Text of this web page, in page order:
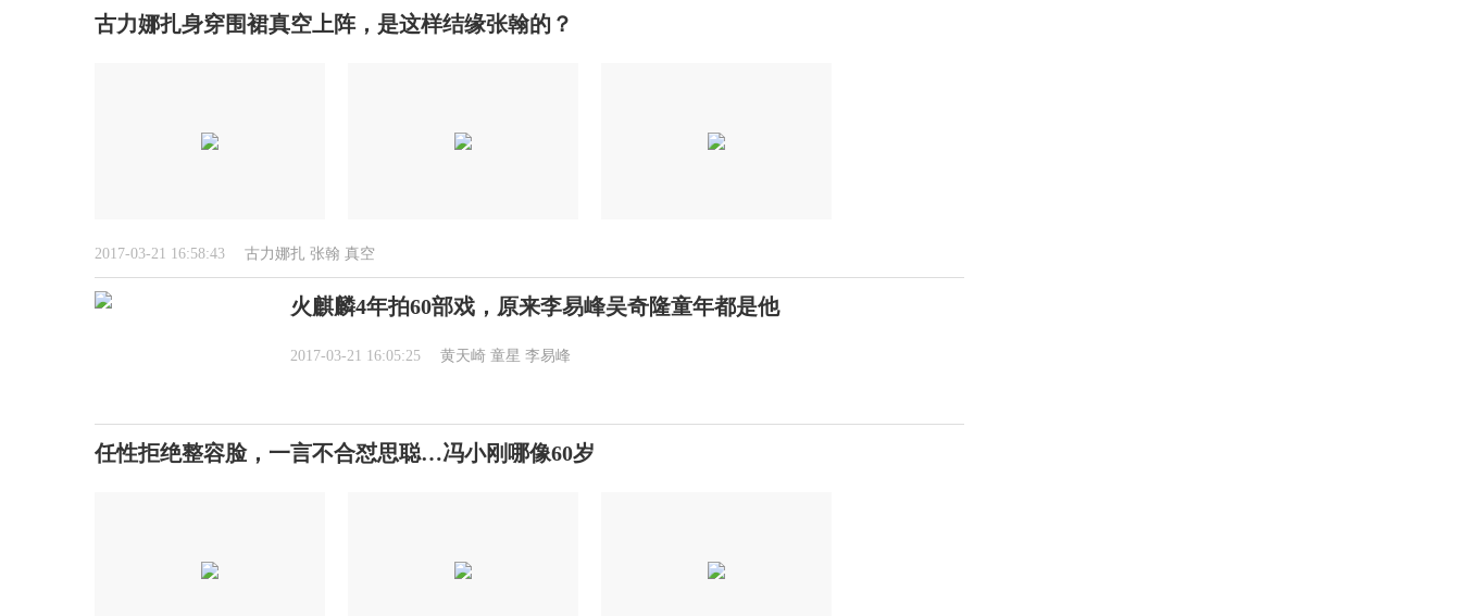
古力娜扎身穿围裙真空上阵，是这样结缘张翰的？
2017-03-21 16:58:43 古力娜扎 张翰 真空
火麒麟4年拍60部戏，原来李易峰吴奇隆童年都是他
2017-03-21 16:05:25 黄天崎 童星 李易峰
任性拒绝整容脸，一言不合怼思聪…冯小刚哪像60岁